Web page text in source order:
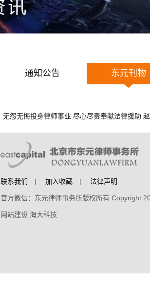
通知公告 东元刊物
无怨无悔投身律师事业 尽心尽责奉献法律援助 赵
联系我们 | 加入收藏 | 法律声明
官方微信：东元律师事务所版权所有 Copyright
网站建设 海大科技